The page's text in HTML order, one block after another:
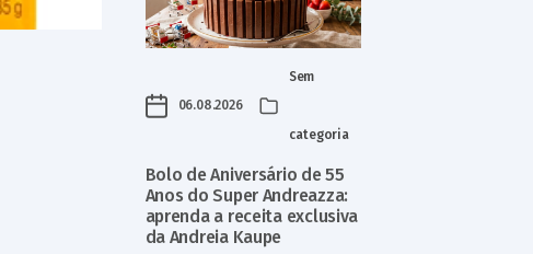
06.08.2026
Sem
categoria
Bolo de Aniversário de 55
Anos do Super Andreazza:
aprenda a receita exclusiva
da Andreia Kaupe